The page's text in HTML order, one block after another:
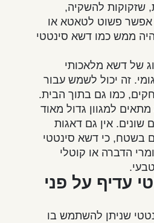
שזקוקות להשקיה,
אפשר פשוט לטאטא או
ממש כמו דשא סינטטי
של דשא מלאכותי
זה יכול לשמש עבור
כמו גם בתוך הבית.
למגוון גדול מאוד
אין גם דאגות
בשטח, כי דשא סינטטי
הדברה או קוטלי
עדיף על פני
שניתן להשתמש בו